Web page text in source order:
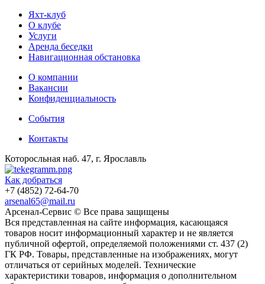
Яхт-клуб
О клубе
Услуги
Аренда беседки
Навигационная обстановка
О компании
Вакансии
Конфиденциальность
События
Контакты
Которосльная наб. 47, г. Ярославль
Как добраться
+7 (4852) 72-64-70
arsenal65@mail.ru
Aрсенал-Сервис © Все права защищены
Вся представленная на сайте информация, касающаяся
товаров носит информационный характер и не является
публичной офертой, определяемой положениями ст. 437 (2)
ГК РФ. Товары, представленные на изображениях, могут
отличаться от серийных моделей. Технические
характеристики товаров, информация о дополнительном